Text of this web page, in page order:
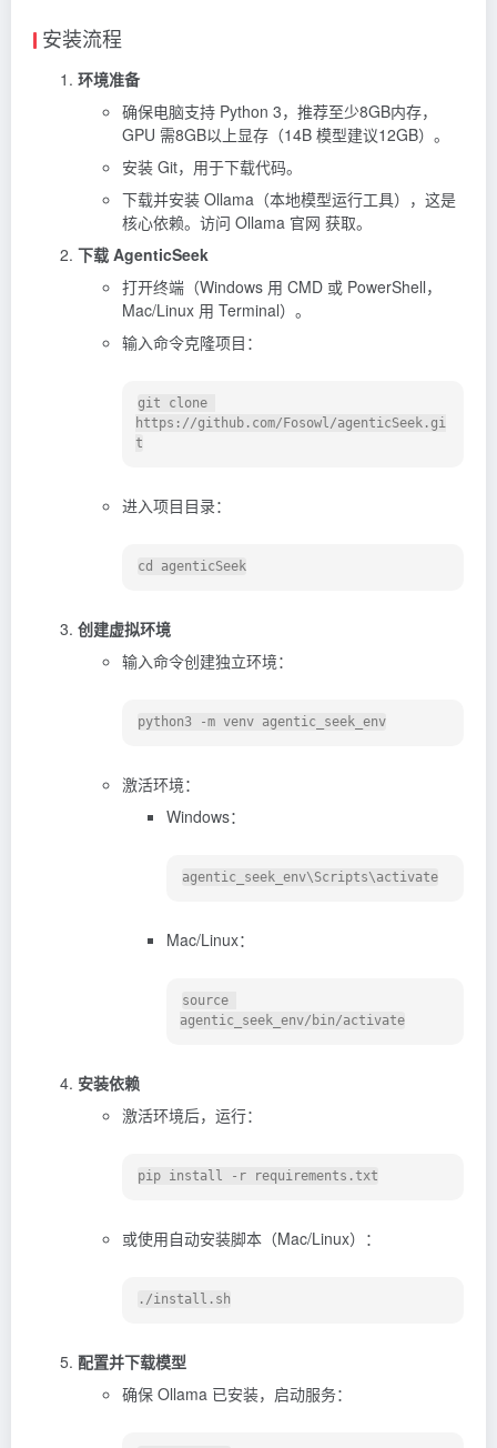
安装流程
环境准备
确保电脑支持 Python 3，推荐至少8GB内存，
GPU 需8GB以上显存（14B 模型建议12GB）。
安装 Git，用于下载代码。
下载并安装 Ollama（本地模型运行工具），这是
核心依赖。访问 Ollama 官网 获取。
下载 AgenticSeek
打开终端（Windows 用 CMD 或 PowerShell，
Mac/Linux 用 Terminal）。
输入命令克隆项目：
git clone
https://github.com/Fosowl/agenticSeek.gi
进入项目目录：
创建虚拟环境
输入命令创建独立环境：
激活环境：
Windows：
Mac/Linux：
source
安装依赖
激活环境后，运行：
或使用自动安装脚本（Mac/Linux）：
配置并下载模型
确保 Ollama 已安装，启动服务：